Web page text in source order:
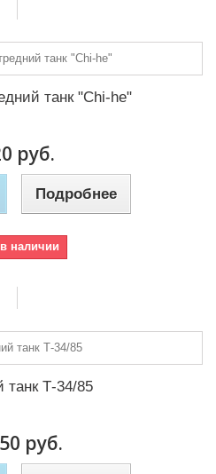
танк "Chi-he"
руб.
Подробнее
наличии
танк Т-34/85
руб.